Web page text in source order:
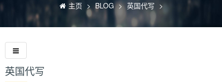
关于我们
常见问题
主页 > BLOG > 英国代写 >
英国代写